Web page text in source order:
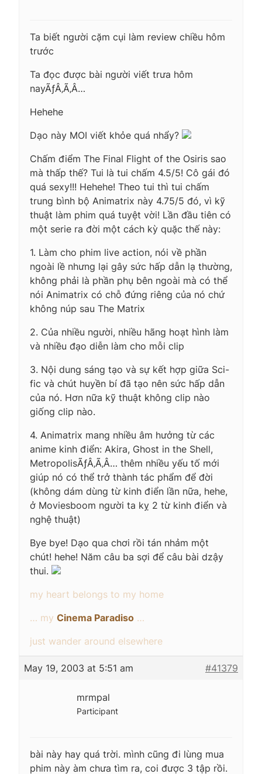
Ta biết người cặm cụi làm review chiều hôm
trước
Ta đọc được bài người viết trưa hôm
nayÃƒÂ‚Ã‚Â…
Hehehe
Dạo này MOI viết khỏe quá nhẩy?
Chấm điểm The Final Flight of the Osiris sao
mà thấp thế? Tui là tui chấm 4.5/5! Cô gái đó
quá sexy!!! Hehehe! Theo tui thì tui chấm
trung bình bộ Animatrix này 4.75/5 đó, vì kỹ
thuật làm phim quá tuyệt vời! Lần đầu tiên có
một serie ra đời một cách kỳ quặc thế này:
1. Làm cho phim live action, nói về phần
ngoài lề nhưng lại gây sức hấp dẫn lạ thường,
không phải là phần phụ bên ngoài mà có thể
nói Animatrix có chỗ đứng riêng của nó chứ
không núp sau The Matrix
2. Của nhiều người, nhiều hãng hoạt hình làm
và nhiều đạo diễn làm cho mỗi clip
3. Nội dung sáng tạo và sự kết hợp giữa Sci-
fic và chút huyền bí đã tạo nên sức hấp dẫn
của nó. Hơn nữa kỹ thuật không clip nào
giống clip nào.
4. Animatrix mang nhiều âm hưởng từ các
anime kinh điển: Akira, Ghost in the Shell,
MetropolisÃƒÂ‚Ã‚Â… thêm nhiều yếu tố mới
giúp nó có thể trở thành tác phẩm để đời
(không dám dùng từ kinh điển lần nữa, hehe,
ở Moviesboom người ta kỵ 2 từ kinh điển và
nghệ thuật)
Bye bye! Dạo qua chơi rồi tán nhảm một
chút! hehe! Năm câu ba sợi để câu bài dzậy
thui.
my heart belongs to my home
… my Cinema Paradiso …
just wander around elsewhere
May 19, 2003 at 5:51 am #41379
mrmpal
Participant
bài này hay quá trời. mình cũng đi lùng mua
phim này àm chưa tìm ra, coi được 3 tập rồi.